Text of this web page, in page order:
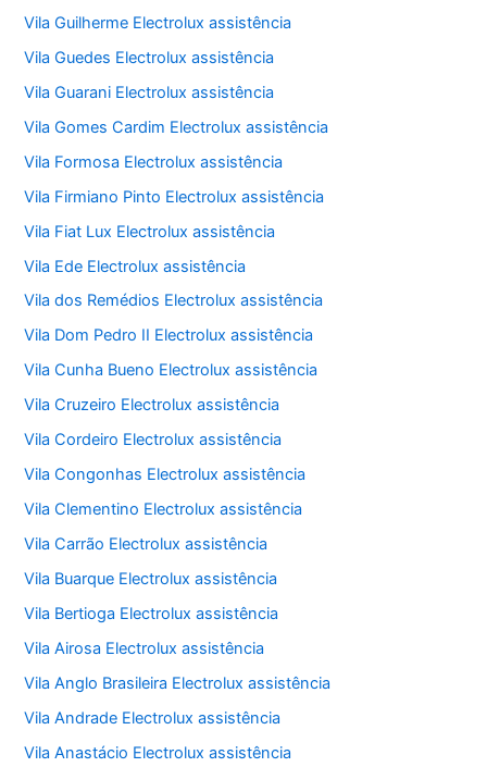
Vila Guilherme Electrolux assistência
Vila Guedes Electrolux assistência
Vila Guarani Electrolux assistência
Vila Gomes Cardim Electrolux assistência
Vila Formosa Electrolux assistência
Vila Firmiano Pinto Electrolux assistência
Vila Fiat Lux Electrolux assistência
Vila Ede Electrolux assistência
Vila dos Remédios Electrolux assistência
Vila Dom Pedro II Electrolux assistência
Vila Cunha Bueno Electrolux assistência
Vila Cruzeiro Electrolux assistência
Vila Cordeiro Electrolux assistência
Vila Congonhas Electrolux assistência
Vila Clementino Electrolux assistência
Vila Carrão Electrolux assistência
Vila Buarque Electrolux assistência
Vila Bertioga Electrolux assistência
Vila Airosa Electrolux assistência
Vila Anglo Brasileira Electrolux assistência
Vila Andrade Electrolux assistência
Vila Anastácio Electrolux assistência